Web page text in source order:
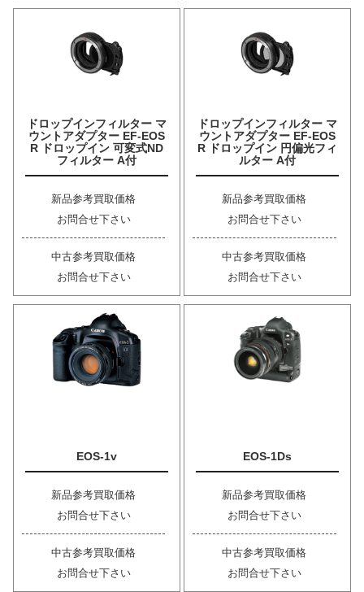
ドロップインフィルター マ
ウントアダプター EF-EOS
R ドロップイン 可変式ND
フィルター A付
新品参考買取価格
お問合せ下さい
中古参考買取価格
お問合せ下さい
ドロップインフィルター マ
ウントアダプター EF-EOS
R ドロップイン 円偏光フィ
ルター A付
新品参考買取価格
お問合せ下さい
中古参考買取価格
お問合せ下さい
EOS-1v
新品参考買取価格
お問合せ下さい
中古参考買取価格
お問合せ下さい
EOS-1Ds
新品参考買取価格
お問合せ下さい
中古参考買取価格
お問合せ下さい